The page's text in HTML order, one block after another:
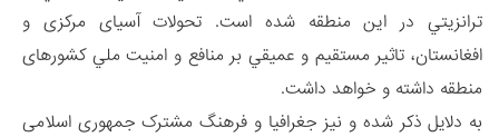
ترانزيتي در اين منطقه شده است. تحولات آسیای مرکزی و
افغانستان، تاثير مستقيم و عميقي بر منافع و امنيت ملي کشورهای
منطقه داشته و خواهد داشت.
به‌ دلایل ذکر شده و نیز جغرافیا و فرهنگ مشترک جمهوری اسلامی